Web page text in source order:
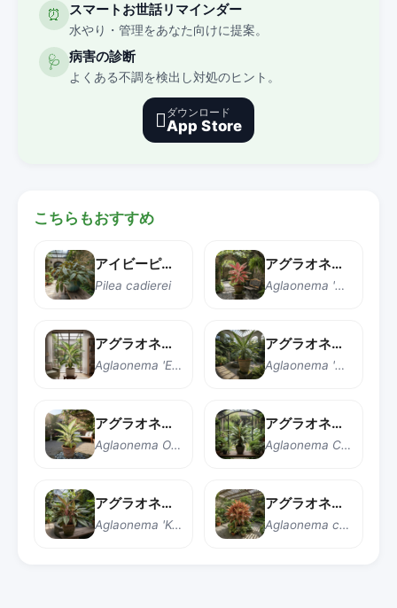
⏰ スマートお世話リマインダー
水やり・管理をあなた向けに提案。
🩺 病害の診断
よくある不調を検出し対処のヒント。
 ダウンロード
App Store
こちらもおすすめ
アイビーピレア（シルバーピレア）
Pilea cadierei
アグラオネマ 'レッドピーコック'
Aglaonema 'Red Peacock'
アグラオネマ エメラルドビューティー
Aglaonema 'Emerald Beauty'
アグラオネマ オオサカ
Aglaonema 'Osaka'
アグラオネマ オオサカホワイト
Aglaonema Osaka White
アグラオネマ カットラス
Aglaonema Cutlass
アグラオネマ キーラルゴー
Aglaonema 'Key Largo'
アグラオネマ クリート
Aglaonema commutatum 'Crete'